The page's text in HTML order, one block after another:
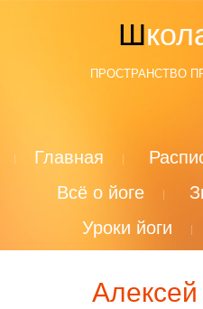
ПРОСТРАНСТВО
Главная
Всё о йоге
Уроки йоги